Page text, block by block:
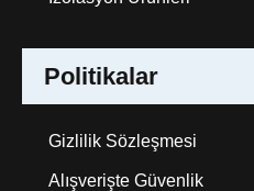
Politikalar
Gizlilik Sözleşmesi
Alışverişte Güvenlik